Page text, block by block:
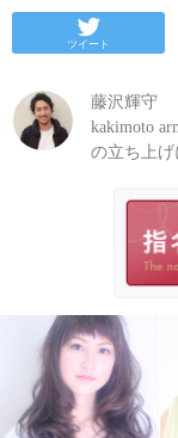
ツイート
藤沢輝守
kakimoto
の立ち上